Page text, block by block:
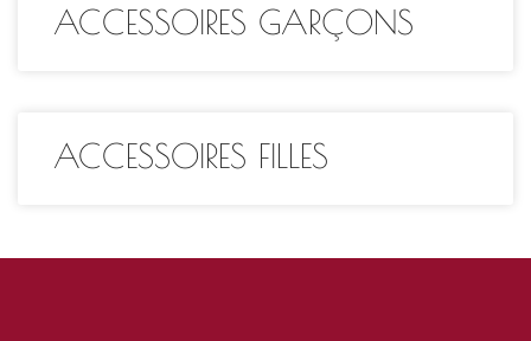
ACCESSOIRES GARÇONS
ACCESSOIRES FILLES